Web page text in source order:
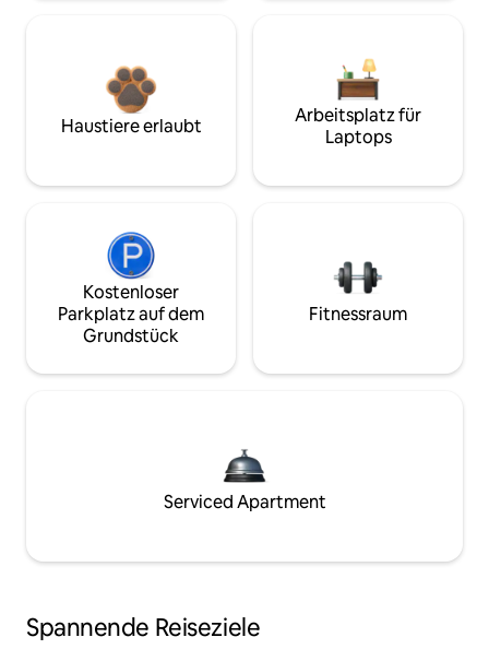
Haustiere erlaubt
Arbeitsplatz für
Laptops
Kostenloser
Parkplatz auf dem
Grundstück
Fitnessraum
Serviced Apartment
Spannende Reiseziele